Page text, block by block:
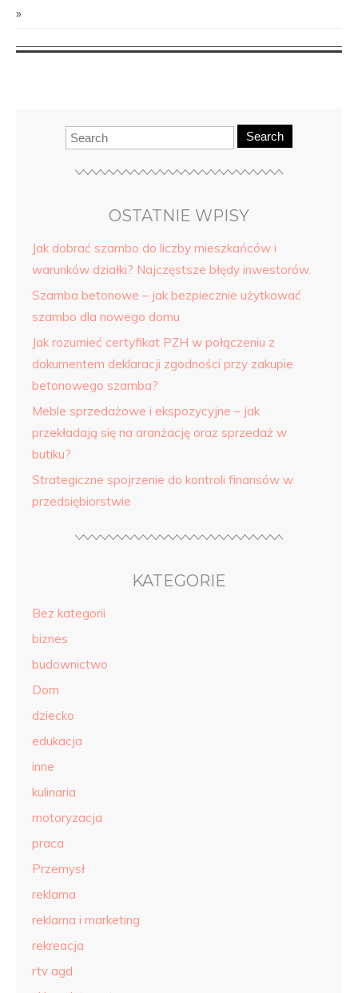
»
Search
OSTATNIE WPISY
Jak dobrać szambo do liczby mieszkańców i
warunków działki? Najczęstsze błędy inwestorów.
Szamba betonowe – jak bezpiecznie użytkować
szambo dla nowego domu
Jak rozumieć certyfikat PZH w połączeniu z
dokumentem deklaracji zgodności przy zakupie
betonowego szamba?
Meble sprzedażowe i ekspozycyjne – jak
przekładają się na aranżację oraz sprzedaż w
butiku?
Strategiczne spojrzenie do kontroli finansów w
przedsiębiorstwie
KATEGORIE
Bez kategorii
biznes
budownictwo
Dom
dziecko
edukacja
inne
kulinaria
motoryzacja
praca
Przemysł
reklama
reklama i marketing
rekreacja
rtv agd